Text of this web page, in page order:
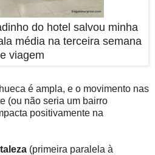
do hotel salvou minha
média na terceira semana
viagem
é ampla, e o movimento nas
(ou não seria um bairro
positivamente na
(primeira paralela à